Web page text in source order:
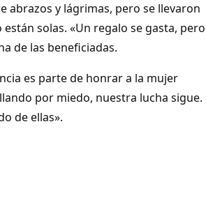
abrazos y lágrimas, pero se llevaron
solas. «Un regalo se gasta, pero
de las beneficiadas.
es parte de honrar a la mujer
por miedo, nuestra lucha sigue.
de ellas».